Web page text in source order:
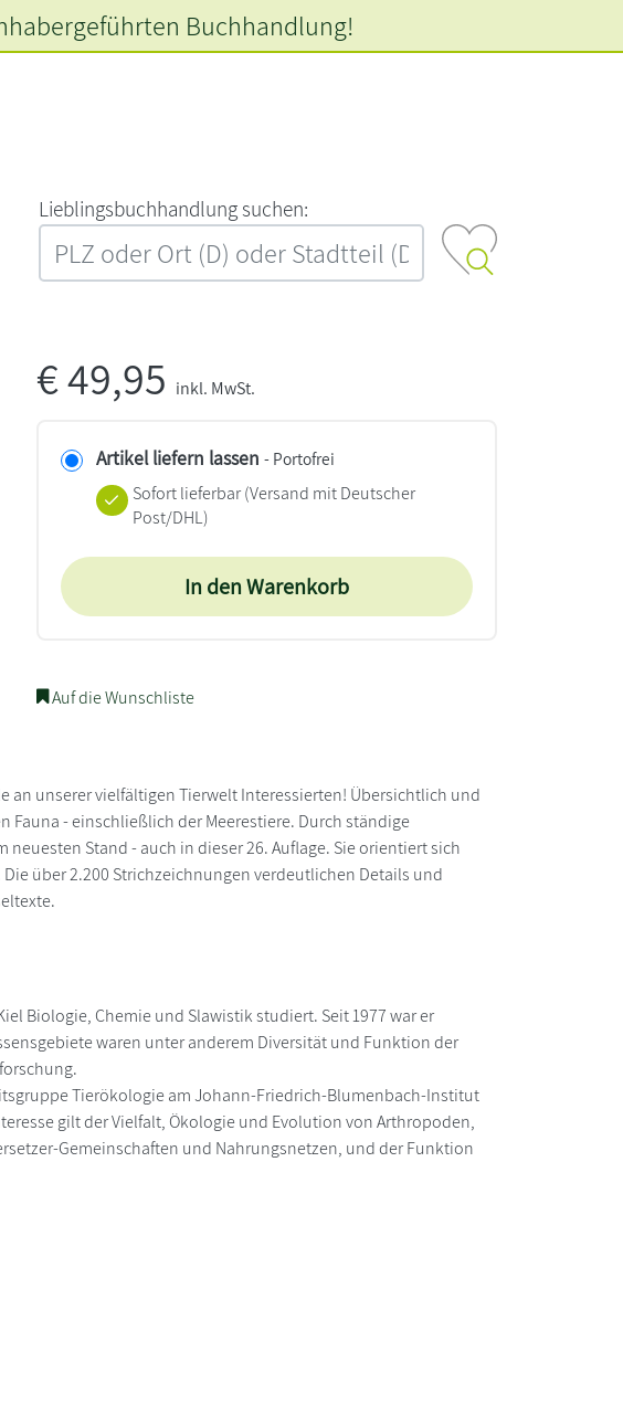
L‍i‍e‍b‍l‍i‍n‍g‍s‍b‍u‍c‍h‍h‍a‍n‍d‍l‍u‍n‍g‍ ‍s‍u‍c‍h‍e‍n‍:‍
Buchhandlung!
€49,95 inkl. MwSt.
Artikel liefern lassen - Portofrei
Sofort lieferbar(Versand mit Deutscher
Post/DHL)
In den Warenkorb
Auf die Wunschliste
an unserer vielfältigen Tierwelt Interessierten! Übersichtlich und
- einschließlich der Meerestiere. Durch ständige
Stand - auch in dieser 26. Auflage. Sie orientiert sich
über 2.200 Strichzeichnungen verdeutlichen Details und
Biologie, Chemie und Slawistik studiert. Seit 1977 war er
waren unter anderem Diversität und Funktion der
Tierökologie am Johann-Friedrich-Blumenbach-Institut
gilt der Vielfalt, Ökologie und Evolution von Arthropoden,
Gemeinschaften und Nahrungsnetzen, und der Funktion